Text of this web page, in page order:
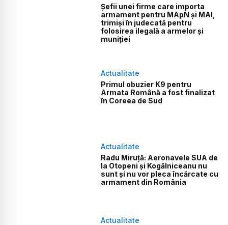
Șefii unei firme care importa
armament pentru MApN și MAI,
trimiși în judecată pentru
folosirea ilegală a armelor și
muniției
Actualitate
Primul obuzier K9 pentru
Armata Română a fost finalizat
în Coreea de Sud
Actualitate
Radu Miruță: Aeronavele SUA de
la Otopeni și Kogălniceanu nu
sunt și nu vor pleca încărcate cu
armament din România
Actualitate